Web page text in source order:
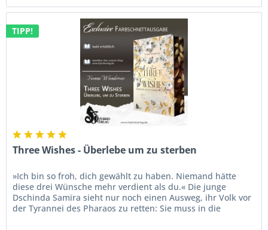
TIPP!
Three Wishes - Überlebe um zu sterben
»Ich bin so froh, dich gewählt zu haben. Niemand hätte
diese drei Wünsche mehr verdient als du.« Die junge
Dschinda Samira sieht nur noch einen Ausweg, ihr Volk vor
der Tyrannei des Pharaos zu retten: Sie muss in die